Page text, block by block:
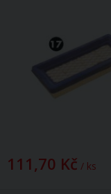
111,70 Kč / ks